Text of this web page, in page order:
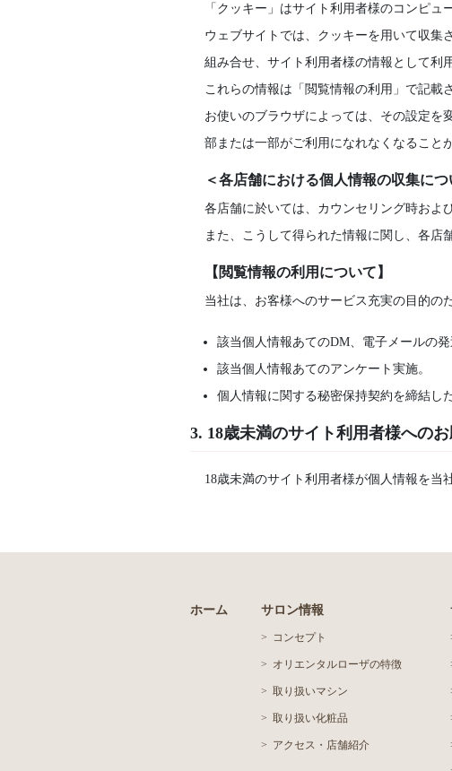
「クッキー」はサイト利用者様のコンピュ
ウェブサイトでは、クッキーを用いて収集
組み合せ、サイト利用者様の情報として利
これらの情報は「閲覧情報の利用」で記載
お使いのブラウザによっては、その設定を
部または一部がご利用になれなくなること
＜各店舗における個人情報の収集につ
各店舗に於いては、カウンセリング時およ
また、こうして得られた情報に関し、各店
【閲覧情報の利用について】
当社は、お客様へのサービス充実の目的の
該当個人情報あてのDM、電子メールの発
該当個人情報あてのアンケート実施。
個人情報に関する秘密保持契約を締結し
3. 18歳未満のサイト利用者様への
18歳未満のサイト利用者様が個人情報を当
ホーム サロン情報
コンセプト
オリエンタルローザの特徴
取り扱いマシン
取り扱い化粧品
アクセス・店舗紹介